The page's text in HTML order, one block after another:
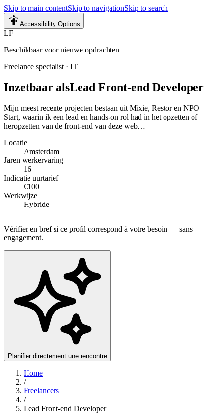
Skip to main contentSkip to navigationSkip to search
Accessibility Options
LF
Beschikbaar voor nieuwe opdrachten
Freelance specialist · IT
Inzetbaar alsLead Front-end Developer
Mijn meest recente projecten bestaan uit Mixie, Restor en NPO
Start, waarin ik een lead en hands-on rol had in het opzetten of
heropzetten van de front-end van deze web…
Locatie
Amsterdam
Jaren werkervaring
16
Indicatie uurtarief
€100
Werkwijze
Hybride
Vérifier en bref si ce profil correspond à votre besoin — sans
engagement.
Planifier directement une rencontre
Home
/
Freelancers
/
Lead Front-end Developer